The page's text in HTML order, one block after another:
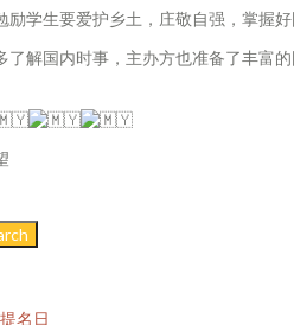
学生要爱护乡土，庄敬自强，掌握
了解国内时事，主办方也准备了丰富
名日